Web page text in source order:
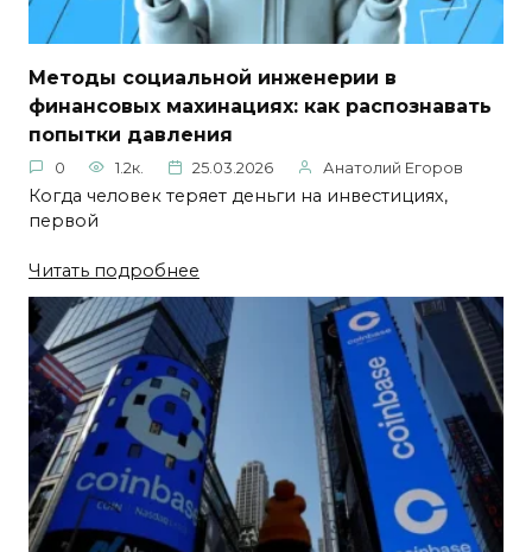
Методы социальной инженерии в
финансовых махинациях: как распознавать
попытки давления
0 1.2к. 25.03.2026 Анатолий Егоров
Когда человек теряет деньги на инвестициях,
первой
Читать подробнее